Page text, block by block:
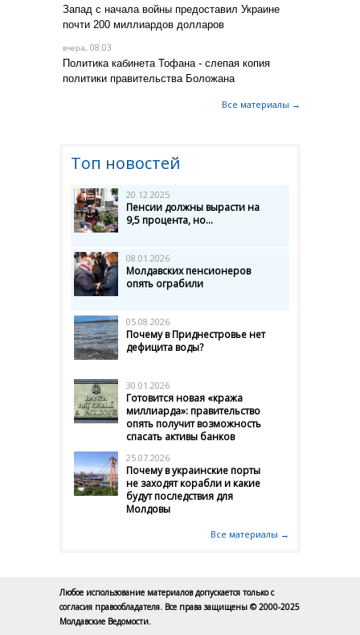
Запад с начала войны предоставил Украине
почти 200 миллиардов долларов
вчера, 08:03
Политика кабинета Тофана - слепая копия
политики правительства Боложана
Все материалы →
Топ новостей
20.12.2025
Пенсии должны вырасти на
9,5 процента, но...
08.01.2026
Молдавских пенсионеров
опять ограбили
05.08.2026
Почему в Приднестровье нет
дефицита воды?
30.01.2026
Готовится новая «кража
миллиарда»: правительство
опять получит возможность
спасать активы банков
25.07.2026
Почему в украинские порты
не заходят корабли и какие
будут последствия для
Молдовы
Все материалы →
Любое использование материалов допускается только с
согласия правообладателя. Все права защищены © 2000-2025
Молдавские Ведомости.